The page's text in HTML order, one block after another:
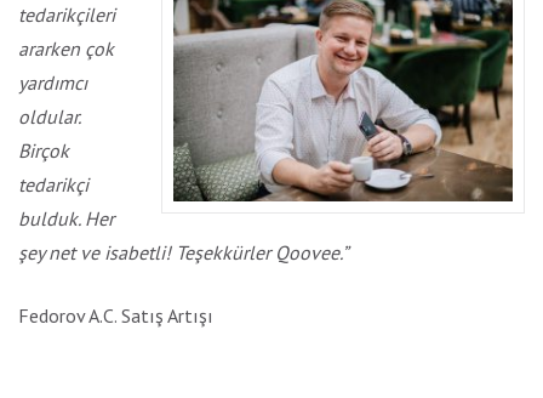
tedarikçileri
ararken çok
yardımcı
oldular.
Birçok
tedarikçi
bulduk. Her
şey net ve isabetli! Teşekkürler Qoovee.”
Fedorov A.C. Satış Artışı